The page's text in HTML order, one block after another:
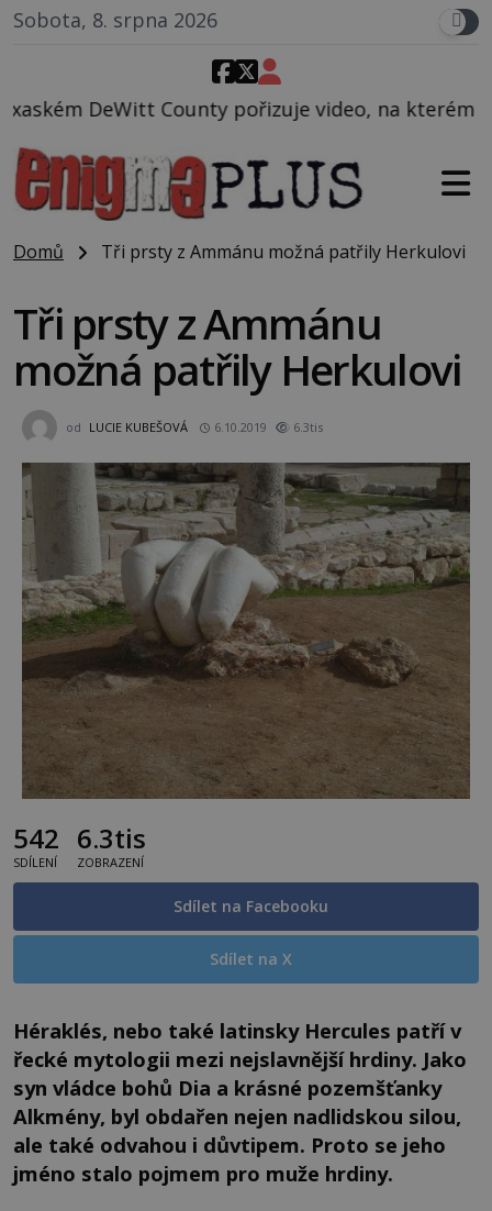
Sobota, 8. srpna 2026
pořizuje video, na kterém před jeho vozem po
Domů Tři prsty z Ammánu možná patřily Herkulovi
Tři prsty z Ammánu
možná patřily Herkulovi
od LUCIE KUBEŠOVÁ 6.10.2019 6.3tis
542
SDÍLENÍ
6.3tis
ZOBRAZENÍ
Sdílet na Facebooku
Sdílet na X
Héraklés, nebo také latinsky Hercules patří v
řecké mytologii mezi nejslavnější hrdiny. Jako
syn vládce bohů Dia a krásné pozemšťanky
Alkmény, byl obdařen nejen nadlidskou silou,
ale také odvahou i důvtipem. Proto se jeho
jméno stalo pojmem pro muže hrdiny.